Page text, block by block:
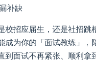
补缺
校招应届生，还是社招跳
成为你的「面试教练」，
到面试不再紧张、顺利拿